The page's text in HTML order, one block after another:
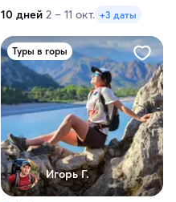
10 дней 2 – 11 окт. +3 даты
Туры в горы
Игорь Г.